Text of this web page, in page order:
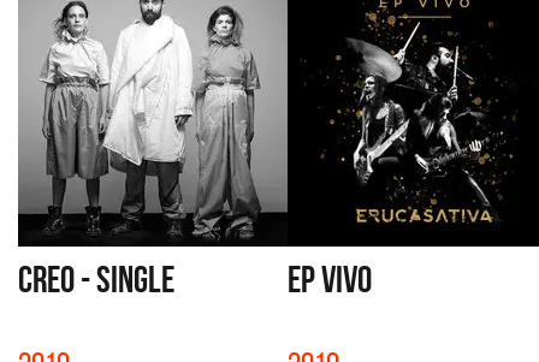
CREO - SINGLE EP VIVO